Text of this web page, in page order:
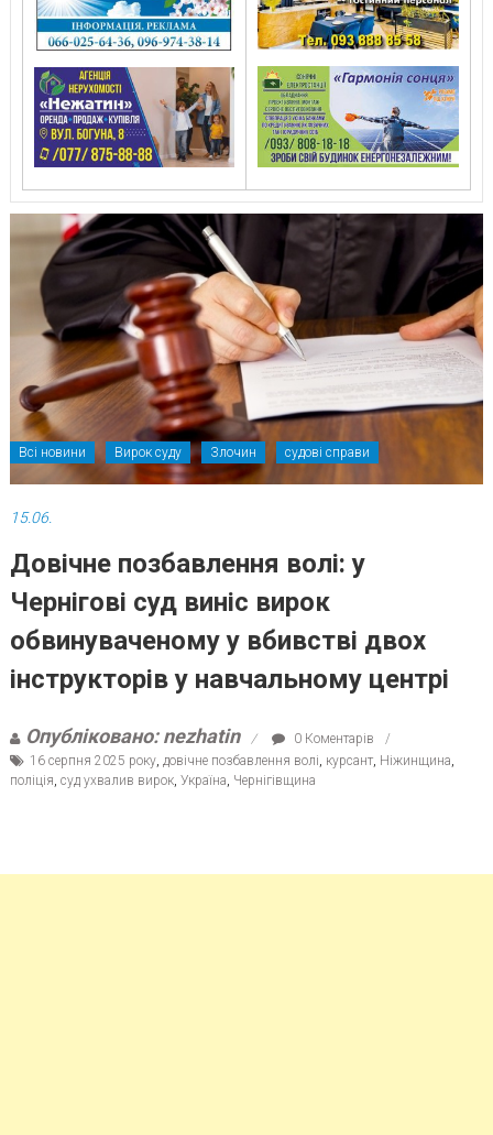
Всі новини Вирок суду Злочин судові справи
15.06.
Довічне позбавлення волі: у
Чернігові суд виніс вирок
обвинуваченому у вбивстві двох
інструкторів у навчальному центрі
Опубліковано: nezhatin
0 Коментарів
16 серпня 2025 року, довічне позбавлення волі, курсант, Ніжинщина,
поліція, суд ухвалив вирок, Україна, Чернігівщина